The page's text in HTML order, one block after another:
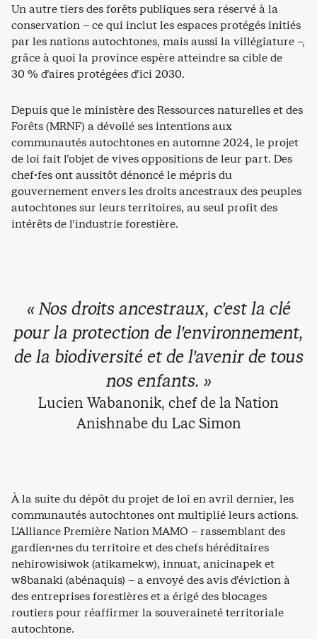
Un autre tiers des forêts publiques sera réservé à la
conservation – ce qui inclut les espaces protégés initiés
par les nations autochtones, mais aussi la villégiature –,
grâce à quoi la province espère atteindre sa cible de
30 % d’aires protégées d’ici 2030.
Depuis que le ministère des Ressources naturelles et des
Forêts (MRNF) a dévoilé ses intentions aux
communautés autochtones en automne 2024, le projet
de loi fait l’objet de vives oppositions de leur part. Des
chef·fes ont aussitôt dénoncé le mépris du
gouvernement envers les droits ancestraux des peuples
autochtones sur leurs territoires, au seul profit des
intérêts de l’industrie forestière.
« Nos droits ancestraux, c’est la clé
pour la protection de l’environnement,
de la biodiversité et de l’avenir de tous
nos enfants. »
Lucien Wabanonik, chef de la Nation
Anishnabe du Lac Simon
À la suite du dépôt du projet de loi en avril dernier, les
communautés autochtones ont multiplié leurs actions.
L’Alliance Première Nation MAMO – rassemblant des
gardien·nes du territoire et des chefs héréditaires
nehirowisiwok (atikamekw), innuat, anicinapek et
w8banaki (abénaquis) – a envoyé des avis d’éviction à
des entreprises forestières et a érigé des blocages
routiers pour réaffirmer la souveraineté territoriale
autochtone.